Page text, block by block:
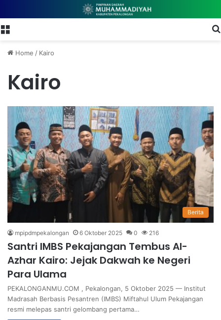
Home / Kairo
Kairo
Berita
mpipdmpekalongan 6 Oktober 2025 0 216
Santri IMBS Pekajangan Tembus Al-
Azhar Kairo: Jejak Dakwah ke Negeri
Para Ulama
PEKALONGANMU.COM , Pekalongan, 5 Oktober 2025 — Institut
Madrasah Berbasis Pesantren (IMBS) Miftahul Ulum Pekajangan
resmi melepas santri gelombang pertama…